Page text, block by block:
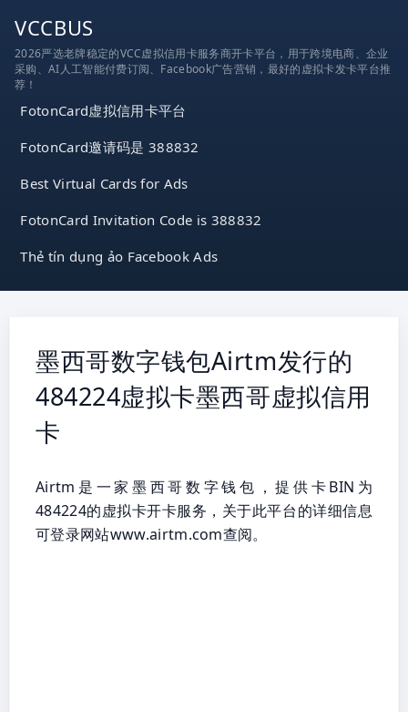
VCCBUS
2026严选老牌稳定的VCC虚拟信用卡服务商开卡平台，用于跨境电商、企业
采购、AI人工智能付费订阅、Facebook广告营销，最好的虚拟卡发卡平台推
荐！
FotonCard虚拟信用卡平台
FotonCard邀请码是 388832
Best Virtual Cards for Ads
FotonCard Invitation Code is 388832
Thẻ tín dụng ảo Facebook Ads
墨西哥数字钱包Airtm发行的
484224虚拟卡墨西哥虚拟信用
卡
Airtm是一家墨西哥数字钱包，提供卡BIN为
484224的虚拟卡开卡服务，关于此平台的详细信息
可登录网站www.airtm.com查阅。